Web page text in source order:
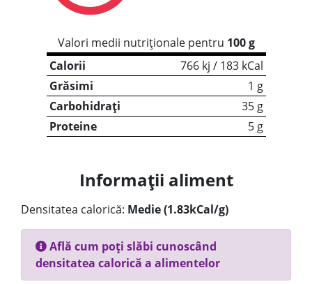
Valori medii nutriționale pentru 100 g
Calorii
766 kj / 183 kCal
Grăsimi
1 g
Carbohidrați
35 g
Proteine
5 g
Informații aliment
Densitatea calorică: Medie (1.83kCal/g)
Află cum poți slăbi cunoscând
densitatea calorică a alimentelor